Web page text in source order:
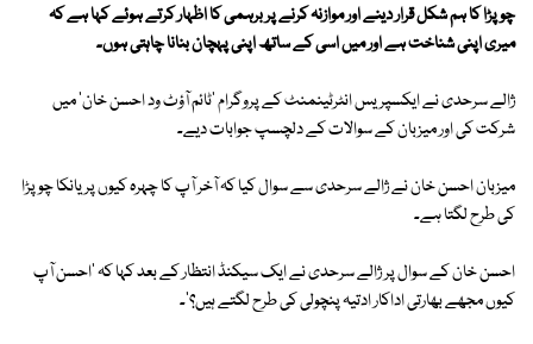
چوپڑا کا ہم شکل قرار دینے اور موازنہ کرنے پر برہمی کا اظہار کرتے ہوئے کہا ہے کہ
میری اپنی شناخت ہے اور میں اسی کے ساتھ اپنی پہچان بنانا چاہتی ہوں۔
ژالے سرحدی نے ایکسپریس انٹرٹینمنٹ کے پروگرام 'ٹائم آؤٹ ود احسن خان' میں
شرکت کی اور میزبان کے سوالات کے دلچسپ جوابات دیے۔
میزبان احسن خان نے ژالے سرحدی سے سوال کیا کہ آخر آپ کا چہرہ کیوں پریانکا چوپڑا
کی طرح لگتا ہے۔
احسن خان کے سوال پر ژالے سرحدی نے ایک سیکنڈ انتظار کے بعد کہا کہ 'احسن آپ
کیوں مجھے بھارتی اداکار ادتیہ پنچولی کی طرح لگتے ہیں؟'۔